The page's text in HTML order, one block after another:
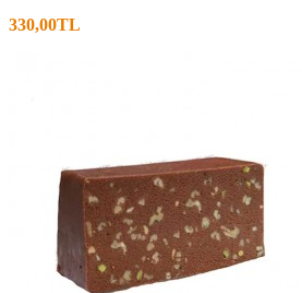
330,00TL